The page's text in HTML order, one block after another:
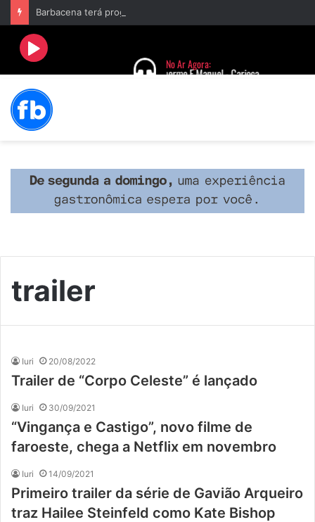
trailer
Iuri 20/08/2022
Trailer de “Corpo Celeste” é lançado
Iuri 30/09/2021
“Vingança e Castigo”, novo filme de
faroeste, chega a Netflix em novembro
Iuri 14/09/2021
Primeiro trailer da série de Gavião Arqueiro
traz Hailee Steinfeld como Kate Bishop